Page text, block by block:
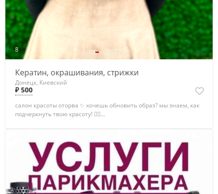
8
Кератин, окрашивания, стрижки
Донецк, Киевский
₽ 500
салон красоты оторва ✨ хочешь обновить образ? мы знаем, как
подчеркнуть твою красоту! 💇‍♀️...